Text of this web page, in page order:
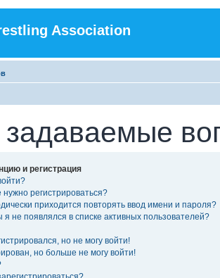
Association
задаваемые
и регистрация
регистрироваться?
приходится повторять ввод имени и пароля?
я не появлялся в списке активных пользователей?
но не могу войти!
но больше не могу войти!